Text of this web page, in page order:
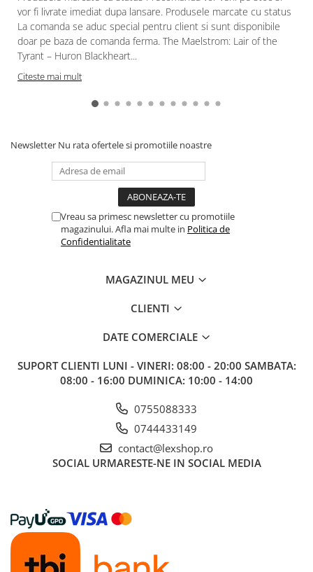
vor fi livrate imediat dupa lansare. Produsele marcate cu status
La comanda se aduc special pentru client si sunt disponibile
doar pe baza de comanda ferma. The Maelstrom: Lair of the
Tyrant – Huron Blackheart...
Citeste mai mult
Newsletter Nu rata ofertele si promotiile noastre
Vreau sa primesc newsletter cu promotiile
magazinului. Afla mai multe in Politica de
Confidentialitate
MAGAZINUL MEU
CLIENTI
DATE COMERCIALE
SUPORT CLIENTI LUNI - VINERI: 08:00 - 20:00 SAMBATA:
08:00 - 16:00 DUMINICA: 10:00 - 14:00
0755088333
0744433149
contact@lexshop.ro
SOCIAL URMARESTE-NE IN SOCIAL MEDIA